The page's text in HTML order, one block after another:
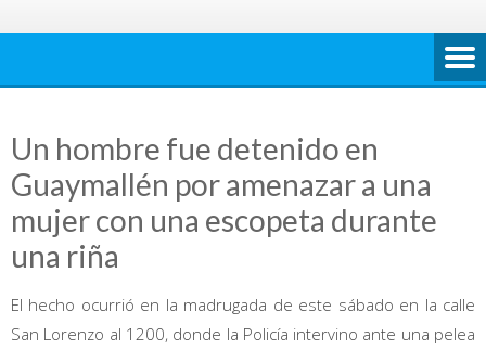
Un hombre fue detenido en
Guaymallén por amenazar a una
mujer con una escopeta durante
una riña
El hecho ocurrió en la madrugada de este sábado en la calle
San Lorenzo al 1200, donde la Policía intervino ante una pelea